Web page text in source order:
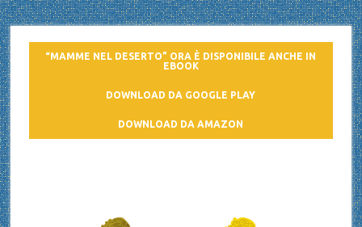
“MAMME NEL DESERTO” ORA È DISPONIBILE ANCHE IN
EBOOK
DOWNLOAD DA GOOGLE PLAY
DOWNLOAD DA AMAZON